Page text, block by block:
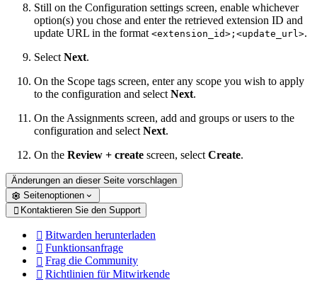
Still on the Configuration settings screen, enable whichever
option(s) you chose and enter the retrieved extension ID and
update URL in the format <extension_id>;<update_url>.
Select Next.
On the Scope tags screen, enter any scope you wish to apply
to the configuration and select Next.
On the Assignments screen, add and groups or users to the
configuration and select Next.
On the Review + create screen, select Create.
Änderungen an dieser Seite vorschlagen
Seitenoptionen
 Kontaktieren Sie den Support
 Bitwarden herunterladen
 Funktionsanfrage
 Frag die Community
 Richtlinien für Mitwirkende